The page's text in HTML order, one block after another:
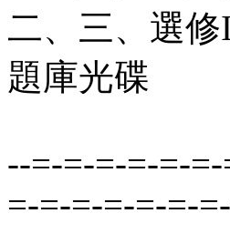
二、三、選
題庫光碟
--=-=-=-=-=-
=-=-=-=-=-=-